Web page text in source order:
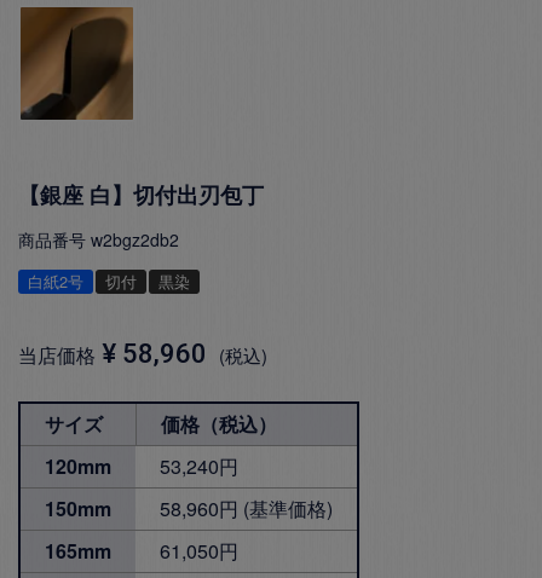
【銀座 白】切付出刃包丁
商品番号 w2bgz2db2
白紙2号 切付 黒染
当店価格 ¥ 58,960 税込
サイズ
価格（税込）
120mm
53,240円
150mm
58,960円 (基準価格)
165mm
61,050円